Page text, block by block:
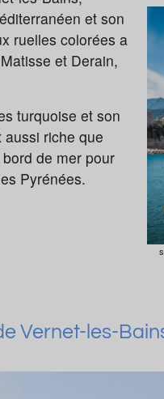
et son
ruelles colorées a
et Derain,
turquoise et son
riche que
de mer pour
Pyrénées.
Vernet-les-